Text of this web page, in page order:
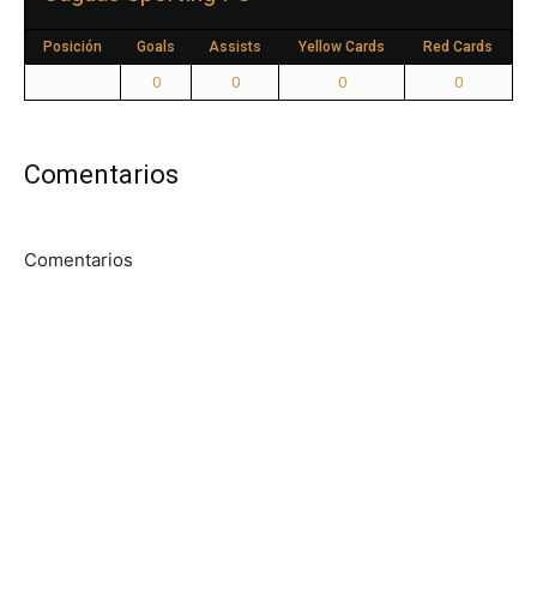
Posición Goals Assists Yellow Cards Red Cards
0 0 0 0
Comentarios
Comentarios